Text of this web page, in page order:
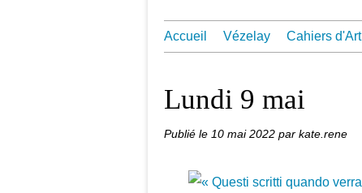
Accueil Vézelay Cahiers d'Art
Lundi 9 mai
Publié le 10 mai 2022 par kate.rene